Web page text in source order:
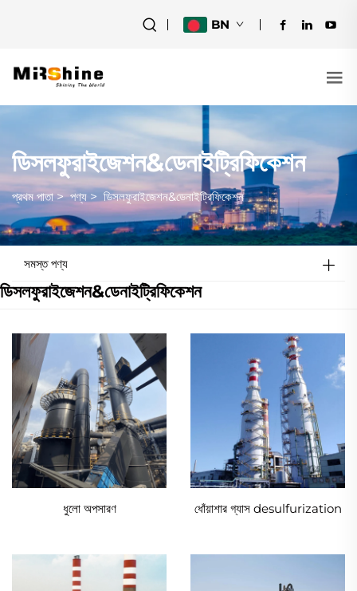
BN
ডিসলফুরাইজেশন&ডেনাইট্রিফিকেশন
প্রথম পাতা>পণ্য > ডিসলফুরাইজেশন&ডেনাইট্রিফিকেশন
সমস্ত পণ্য
ডিসলফুরাইজেশন&ডেনাইট্রিফিকেশন
ধুলো অপসারণ ধোঁয়াশার গ্যাস desulfurization